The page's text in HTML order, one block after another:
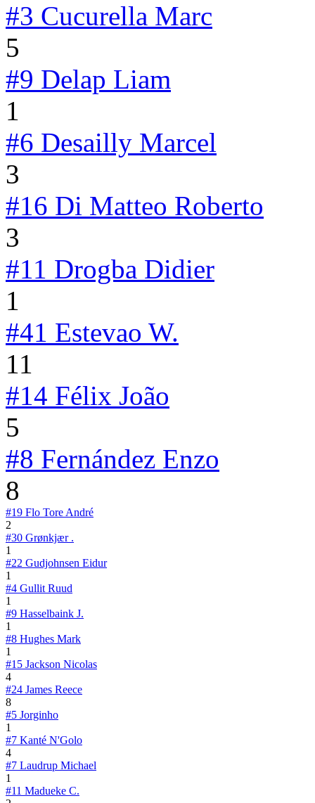
#3 Cucurella Marc
5
#9 Delap Liam
1
#6 Desailly Marcel
3
#16 Di Matteo Roberto
3
#11 Drogba Didier
1
#41 Estevao W.
11
#14 Félix João
5
#8 Fernández Enzo
8
#19 Flo Tore André
2
#30 Grønkjær .
1
#22 Gudjohnsen Eidur
1
#4 Gullit Ruud
1
#9 Hasselbaink J.
1
#8 Hughes Mark
1
#15 Jackson Nicolas
4
#24 James Reece
8
#5 Jorginho
1
#7 Kanté N'Golo
4
#7 Laudrup Michael
1
#11 Madueke C.